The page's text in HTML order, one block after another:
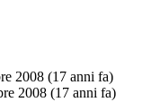
2008 (17 anni fa)
2008 (17 anni fa)